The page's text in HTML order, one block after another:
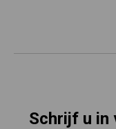
Schrijf u in